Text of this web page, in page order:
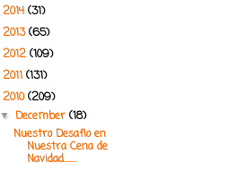
2014 (31)
2013(65)
2012 (109)
2011 (131)
2010(209)
▼ December(18)
Nuestro Desafio en
Nuestra Cena de
Navidad.......